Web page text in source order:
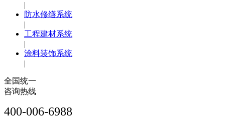
|
防水修缮系统
|
工程建材系统
|
涂料装饰系统
|
全国统一
咨询热线
400-006-6988